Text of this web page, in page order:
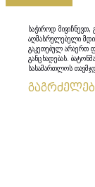
საჭიროდ
აღმასრულებელი
გაკეთებულ არაერთ
განცხადებას.
სასამართლოს